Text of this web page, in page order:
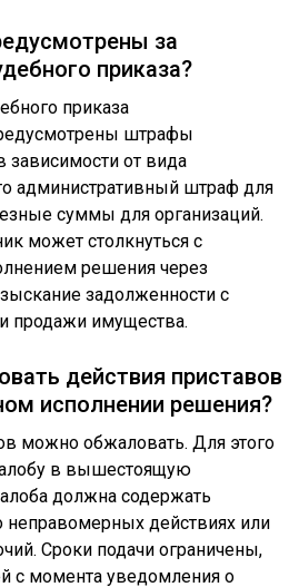
за
приказа?
приказа
штрафы
зависимости от вида
административный штраф для
суммы для организаций.
может столкнуться с
решения через
задолженности с
продажи имущества.
действия приставов
исполнении решения?
можно обжаловать. Для этого
в вышестоящую
должна содержать
действиях или
Сроки подачи ограничены,
с момента уведомления о